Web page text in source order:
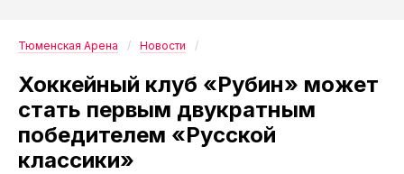
Тюменская Арена Новости
Хоккейный клуб «Рубин» может
стать первым двукратным
победителем «Русской
классики»